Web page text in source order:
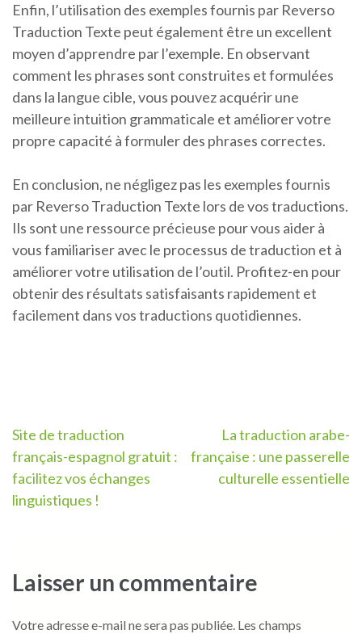
Enfin, l’utilisation des exemples fournis par Reverso
Traduction Texte peut également être un excellent
moyen d’apprendre par l’exemple. En observant
comment les phrases sont construites et formulées
dans la langue cible, vous pouvez acquérir une
meilleure intuition grammaticale et améliorer votre
propre capacité à formuler des phrases correctes.
En conclusion, ne négligez pas les exemples fournis
par Reverso Traduction Texte lors de vos traductions.
Ils sont une ressource précieuse pour vous aider à
vous familiariser avec le processus de traduction et à
améliorer votre utilisation de l’outil. Profitez-en pour
obtenir des résultats satisfaisants rapidement et
facilement dans vos traductions quotidiennes.
Navigation
de
l’article
Site de traduction
français-espagnol gratuit :
facilitez vos échanges
linguistiques !
La traduction arabe-
française : une passerelle
culturelle essentielle
Laisser un commentaire
Votre adresse e-mail ne sera pas publiée. Les champs